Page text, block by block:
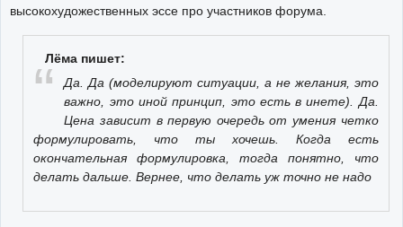
высокохудожественных эссе про участников форума.
Лёма пишет:
Да. Да (моделируют ситуации, а не желания, это
важно, это иной принцип, это есть в инете). Да.
Цена зависит в первую очередь от умения четко
формулировать, что ты хочешь. Когда есть
окончательная формулировка, тогда понятно, что
делать дальше. Вернее, что делать уж точно не надо